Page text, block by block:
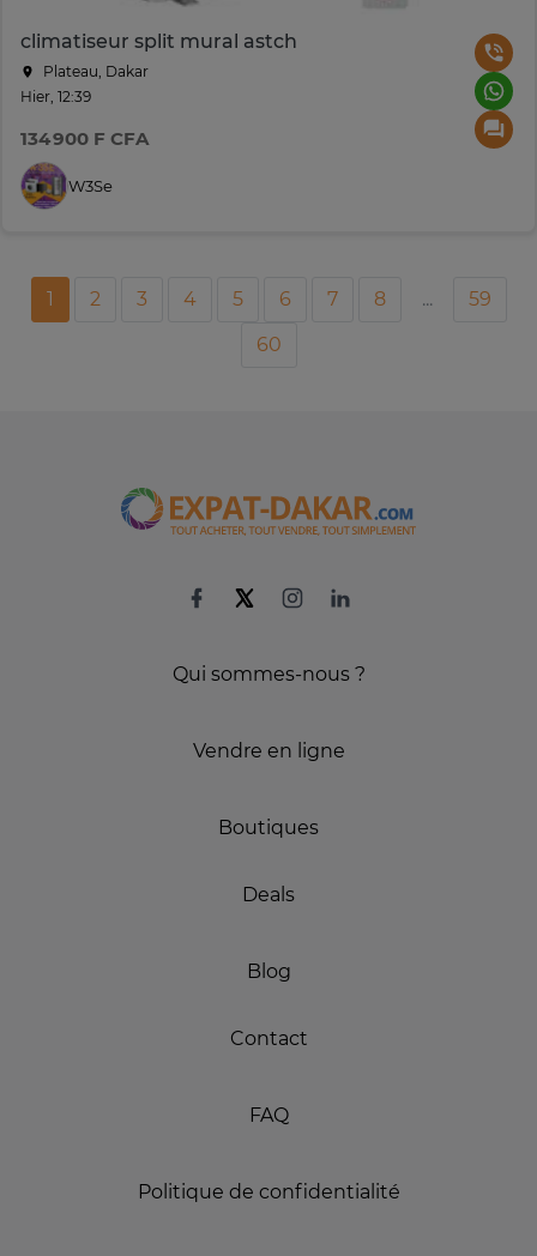
climatiseur split mural astch
Plateau, Dakar
Hier, 12:39
134 900 F CFA
W3Se
1 2 3 4 5 6 7 8 ...
59
60
Qui sommes-nous ?
Vendre en ligne
Boutiques
Deals
Blog
Contact
FAQ
Politique de confidentialité